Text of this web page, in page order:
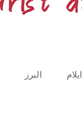
البرز ایلام